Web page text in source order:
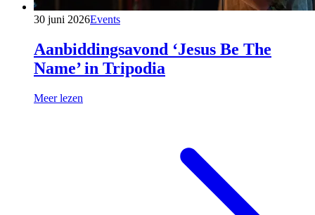
30 juni 2026Events
Aanbiddingsavond ‘Jesus Be The
Name’ in Tripodia
Meer lezen